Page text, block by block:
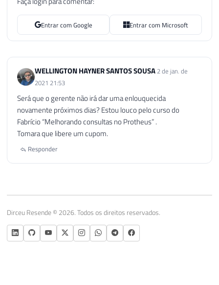
Entrar com Google Entrar com Microsoft
WELLINGTON HAYNER SANTOS SOUSA 2 de jan. de
2021 21:53
Será que o gerente não irá dar uma enlouquecida
novamente próximos dias? Estou louco pelo curso do
Fabrício “Melhorando consultas no Protheus” .
Tomara que libere um cupom.
Responder
Dirceu Resende © 2026. Todos os direitos reservados.